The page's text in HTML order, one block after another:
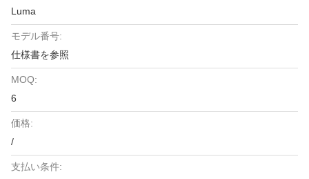
Luma
モデル番号:
仕様書を参照
MOQ:
6
価格:
/
支払い条件: